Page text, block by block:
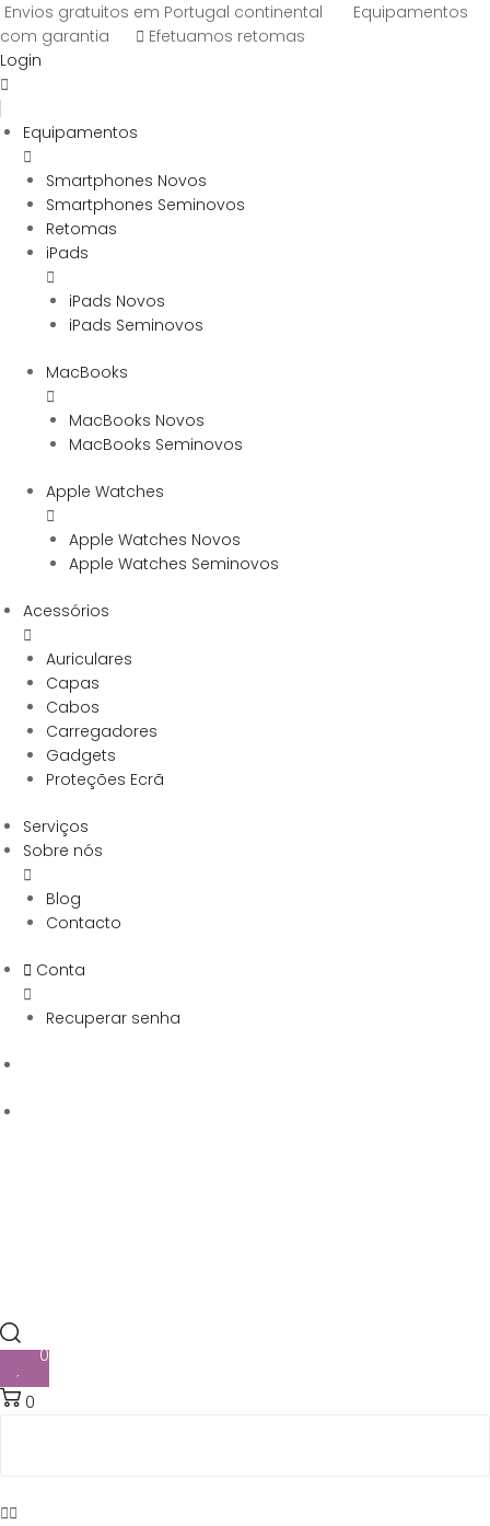
Envios gratuitos em Portugal continental
Equipamentos
com garantia
Efetuamos retomas
Login
Equipamentos
Smartphones Novos
Smartphones Seminovos
Retomas
iPads
iPads Novos
iPads Seminovos
MacBooks
MacBooks Novos
MacBooks Seminovos
Apple Watches
Apple Watches Novos
Apple Watches Seminovos
Acessórios
Auriculares
Capas
Cabos
Carregadores
Gadgets
Proteções Ecrã
Serviços
Sobre nós
Blog
Contacto
Conta
Recuperar senha
0
0